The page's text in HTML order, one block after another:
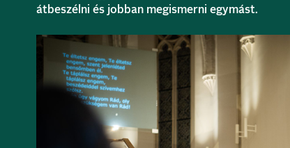
átbeszélni és jobban megismerni egymást.